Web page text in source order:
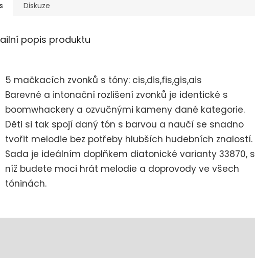
Diskuze
popis produktu
5 mačkacích zvonků s tóny: cis,dis,fis,gis,ais
Barevné a intonační rozlišení zvonků je identické s
boomwhackery a ozvučnými kameny dané kategorie.
Děti si tak spojí daný tón s barvou a naučí se snadno
tvořit melodie bez potřeby hlubších hudebních znalostí.
Sada je ideálním doplňkem diatonické varianty 33870, s
níž budete moci hrát melodie a doprovody ve všech
tóninách.